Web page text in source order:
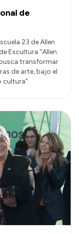
de
23 de Allen
Escultura “Allen
transformar
de arte, bajo el
cultura”.